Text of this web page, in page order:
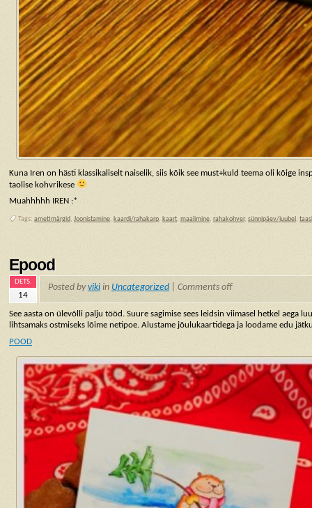
Kuna Iren on hästi klassikaliselt naiselik, siis kõik see must+kuld teema oli kõige
taolise kohvrikese
Muahhhhh IREN :*
Tags: ametimärgid, Joonistamine, kaardi/rahakarp, kaart, maalimine, rahakohver, sünnipäev/juubel ,
Epood
DETS.
14
Posted byviki in Uncategorized Comments off
See aasta on ülevõlli palju tööd. Suure sagimise sees leidsin viimasel hetkel aega
lihtsamaks ostmiseks lõime netipoe. Alustame jõulukaartidega ja loodame edu
POOD